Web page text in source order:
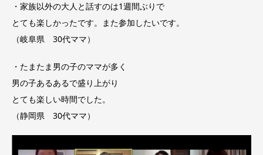
・家族以外の大人と話すのは1週間ぶりで
とても楽しかったです。また参加したいです。
（岐阜県 30代ママ）
・たまたま男の子のママが多く
男の子あるあるで盛り上がり
とても楽しい時間でした。
（静岡県 30代ママ）